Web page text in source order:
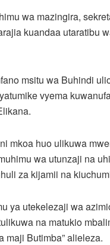
wa mazingira,
kuandaa utaratibu
msitu wa Buhindi
vyema
mkoa huo ulikuwa
wa utunzaji na
za kijamii na
ya utekelezaji wa
na matukio
maji Butimba” alieleza.